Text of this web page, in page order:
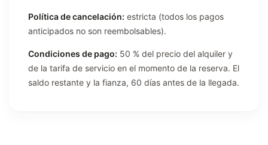
Política de cancelación: estricta (todos los pagos
anticipados no son reembolsables).
Condiciones de pago: 50 % del precio del alquiler y
de la tarifa de servicio en el momento de la reserva. El
saldo restante y la fianza, 60 días antes de la llegada.